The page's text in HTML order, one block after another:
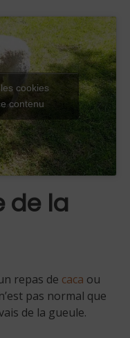
cookies
contenu
de la
repas de caca ou
pas normal que
de la gueule.